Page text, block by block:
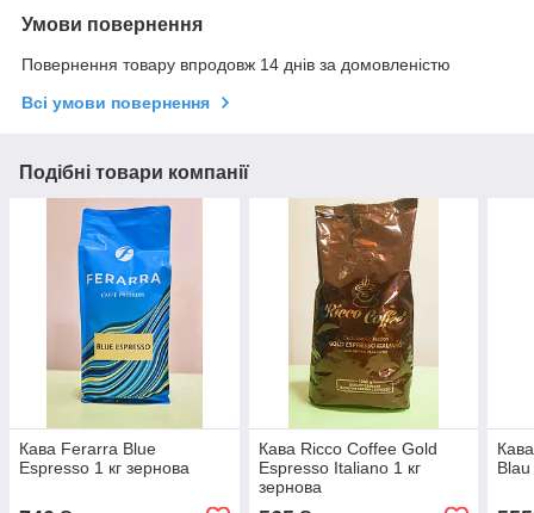
Умови повернення
Повернення товару впродовж 14 днів за домовленістю
Всі умови повернення
Подібні товари компанії
Кава Ferarra Blue
Espresso 1 кг зернова
Кава Ricco Coffee Gold
Espresso Italiano 1 кг
зернова